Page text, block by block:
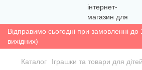
Відправимо сьогодні при замовленні до
вихідних)
Каталог Іграшки та товари для дітей